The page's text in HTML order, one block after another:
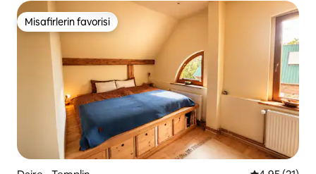
Misafirlerin favorisi
Misafirlerin favorisi